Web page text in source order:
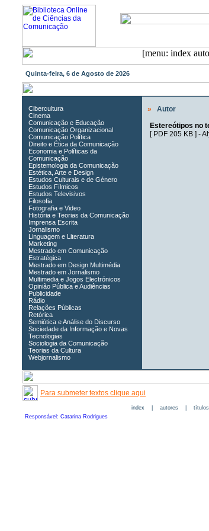
Quinta-feira, 6 de Agosto de 2026
Cibercultura
Cinema
Comunicação e Educação
Comunicação Organizacional
Comunicação Política
Direito e Ética da Comunicação
Economia e Políticas da
Comunicação
Epistemologia da Comunicação
Estética, Arte e Design
Estudos Culturais e de Género
Estudos Fílmicos
Estudos Televisivos
Filosofia
Fotografia e Video
História e Teorias da Comunicação
Imprensa Escrita
Jornalismo
Linguagem e Literatura
Marketing
Mestrado em Comunicação
Estratégica
Mestrado em Design Multimédia
Mestrado em Jornalismo
Multimedia e Jogos Electrónicos
Opinião Pública e Audiências
Publicidade
Rádio
Relações Públicas
Retórica
Semiótica e Análise do Discurso
Sociedade da Informação e Novas
Tecnologias
Sociologia da Comunicação
Teorias da Cultura
Webjornalismo
»
Autor
Estereótipos no
[ PDF 205 KB] -
Para submeter textos clique aqui
index| autores| títulos